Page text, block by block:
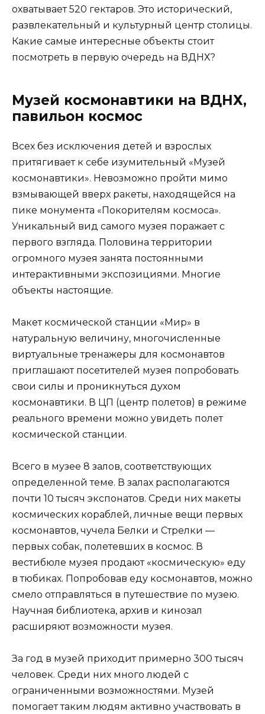
охватывает 520 гектаров. Это исторический,
развлекательный и культурный центр столицы.
Какие самые интересные объекты стоит
посмотреть в первую очередь на ВДНХ?
Музей космонавтики на ВДНХ,
павильон космос
Всех без исключения детей и взрослых
притягивает к себе изумительный «Музей
космонавтики». Невозможно пройти мимо
взмывающей вверх ракеты, находящейся на
пике монумента «Покорителям космоса».
Уникальный вид самого музея поражает с
первого взгляда. Половина территории
огромного музея занята постоянными
интерактивными экспозициями. Многие
объекты настоящие.
Макет космической станции «Мир» в
натуральную величину, многочисленные
виртуальные тренажеры для космонавтов
приглашают посетителей музея попробовать
свои силы и проникнуться духом
космонавтики. В ЦП (центр полетов) в режиме
реального времени можно увидеть полет
космической станции.
Всего в музее 8 залов, соответствующих
определенной теме. В залах располагаются
почти 10 тысяч экспонатов. Среди них макеты
космических кораблей, личные вещи первых
космонавтов, чучела Белки и Стрелки —
первых собак, полетевших в космос. В
вестибюле музея продают «космическую» еду
в тюбиках. Попробовав еду космонавтов, можно
смело отправляться в путешествие по музею.
Научная библиотека, архив и кинозал
расширяют возможности музея.
За год в музей приходит примерно 300 тысяч
человек. Среди них много людей с
ограниченными возможностями. Музей
помогает таким людям активно участвовать в